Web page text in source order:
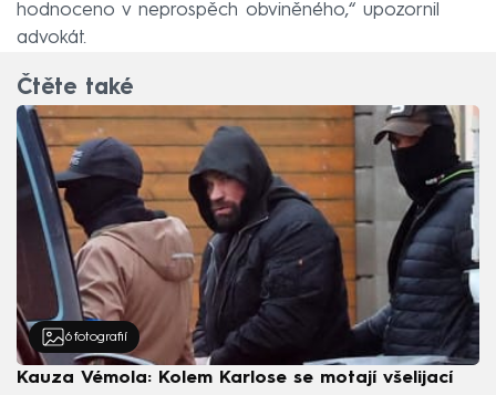
hodnoceno v neprospěch obviněného,“ upozornil
advokát.
Čtěte také
6 fotografií
Kauza Vémola: Kolem Karlose se motají všelijací